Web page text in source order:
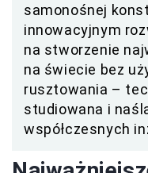
samonośnej
innowacyjnym
na stworzenie
na świecie bez
rusztowania –
studiowana i
współczesnych